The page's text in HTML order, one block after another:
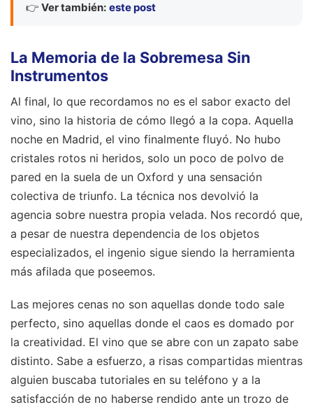
👉 Ver también: este post
La Memoria de la Sobremesa Sin
Instrumentos
Al final, lo que recordamos no es el sabor exacto del
vino, sino la historia de cómo llegó a la copa. Aquella
noche en Madrid, el vino finalmente fluyó. No hubo
cristales rotos ni heridos, solo un poco de polvo de
pared en la suela de un Oxford y una sensación
colectiva de triunfo. La técnica nos devolvió la
agencia sobre nuestra propia velada. Nos recordó que,
a pesar de nuestra dependencia de los objetos
especializados, el ingenio sigue siendo la herramienta
más afilada que poseemos.
Las mejores cenas no son aquellas donde todo sale
perfecto, sino aquellas donde el caos es domado por
la creatividad. El vino que se abre con un zapato sabe
distinto. Sabe a esfuerzo, a risas compartidas mientras
alguien buscaba tutoriales en su teléfono y a la
satisfacción de no haberse rendido ante un trozo de